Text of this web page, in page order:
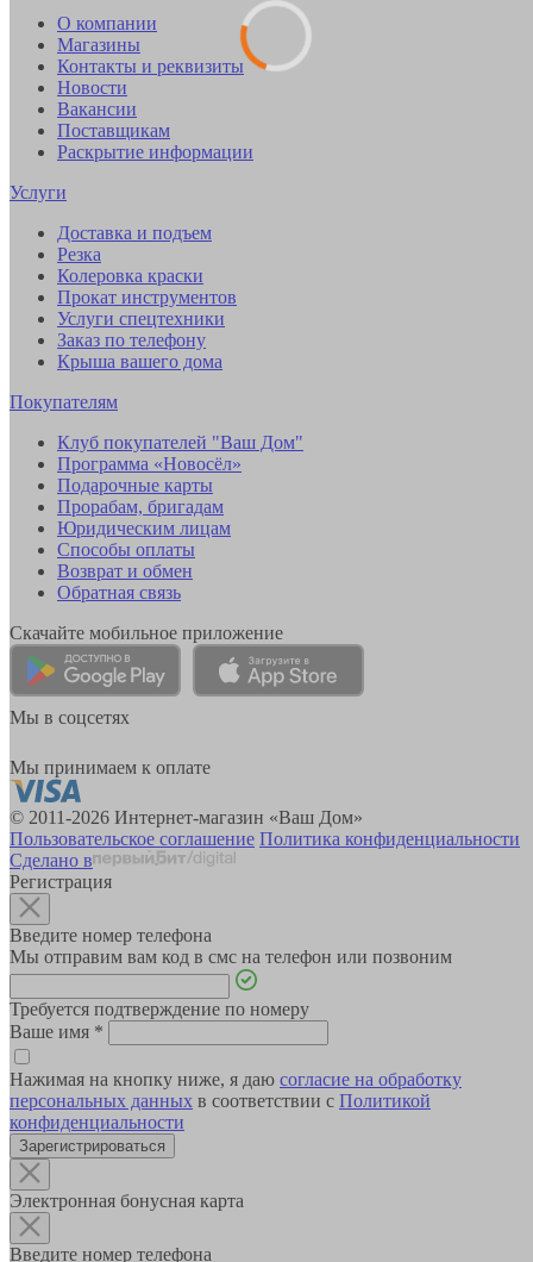
О компании
Магазины
Контакты и реквизиты
Новости
Вакансии
Поставщикам
Раскрытие информации
Услуги
Доставка и подъем
Резка
Колеровка краски
Прокат инструментов
Услуги спецтехники
Заказ по телефону
Крыша вашего дома
Покупателям
Клуб покупателей "Ваш Дом"
Программа «Новосёл»
Подарочные карты
Прорабам, бригадам
Юридическим лицам
Способы оплаты
Возврат и обмен
Обратная связь
Скачайте мобильное приложение
Мы в соцсетях
Мы принимаем к оплате
© 2011-2026 Интернет-магазин «Ваш Дом»
Пользовательское соглашение Политика конфиденциальности
Сделано в
Регистрация
Введите номер телефона
Мы отправим вам код в смс на телефон или позвоним
Требуется подтверждение по номеру
Ваше имя *
Нажимая на кнопку ниже, я даю согласие на обработку
персональных данных в соответствии с Политикой
конфиденциальности
Зарегистрироваться
Электронная бонусная карта
Введите номер телефона